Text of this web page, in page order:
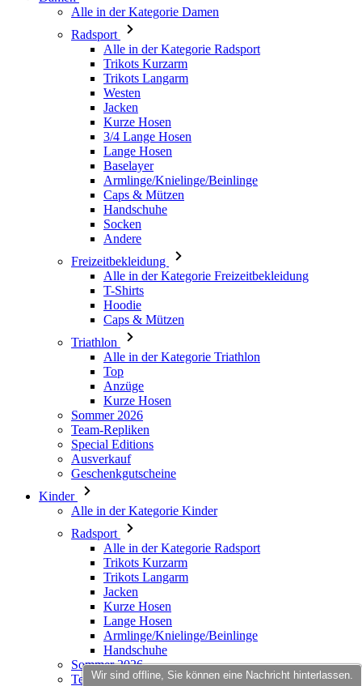
Trikots Langarm
Westen
Jacken
Kurze Hosen
3/4 Lange Hosen
Lange Hosen
Baselayer
Armlinge/Knielinge/Beinlinge
Caps & Mützen
Handschuhe
Socken
Andere
Freizeitbekleidung
Alle in der Kategorie Freizeitbekleidung
T-Shirts
Hoodie
Caps & Mützen
Triathlon
Alle in der Kategorie Triathlon
Top
Anzüge
Kurze Hosen
Sommer 2026
Team-Repliken
Special Editions
Ausverkauf
Geschenkgutscheine
Kinder
Alle in der Kategorie Kinder
Radsport
Alle in der Kategorie Radsport
Trikots Langarm
Jacken
Kurze Hosen
Lange Hosen
Armlinge/Knielinge/Beinlinge
Handschuhe
Sommer 2026
Team-Repliken
Ausverkauf
Special Editions
Geschenkgutscheine
Individuelles Design
Stories
Wir sind offline, Sie können eine Nachricht hinterlassen.